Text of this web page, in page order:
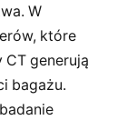
W
które
generują
bagażu.